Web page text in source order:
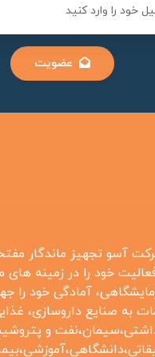
عضویت
آسو تجهیز ماندگار
خود را در زمینه های
آمادگی خود را
به صنایع داروسازی،
و